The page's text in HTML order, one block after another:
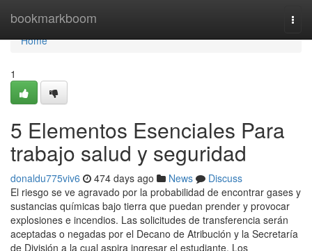
bookmarkboom
Home
Home
1
5 Elementos Esenciales Para
trabajo salud y seguridad
donaldu775viv6 474 days ago News
Discuss
El riesgo se ve agravado por la probabilidad de encontrar gases y
sustancias químicas bajo tierra que puedan prender y provocar
explosiones e incendios. Las solicitudes de transferencia serán
aceptadas o negadas por el Decano de Atribución y la Secretaría
de División a la cual aspira ingresar el estudiante. Los